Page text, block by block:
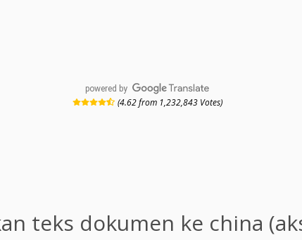
powered by
(4.62 from 1,232,843 Votes)
teks dokumen ke china